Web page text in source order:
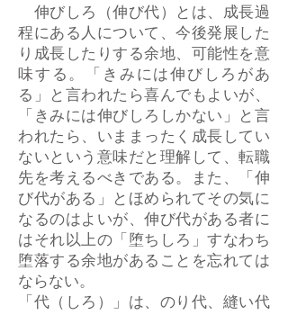
伸びしろ（伸び代）とは、成長過
程にある人について、今後発展した
り成長したりする余地、可能性を意
味する。「きみには伸びしろがあ
る」と言われたら喜んでもよいが、
「きみには伸びしろしかない」と言
われたら、いままったく成長してい
ないという意味だと理解して、転職
先を考えるべきである。また、「伸
び代がある」とほめられてその気に
なるのはよいが、伸び代がある者に
はそれ以上の「堕ちしろ」すなわち
堕落する余地があることを忘れては
ならない。
「代（しろ）」は、のり代、縫い代